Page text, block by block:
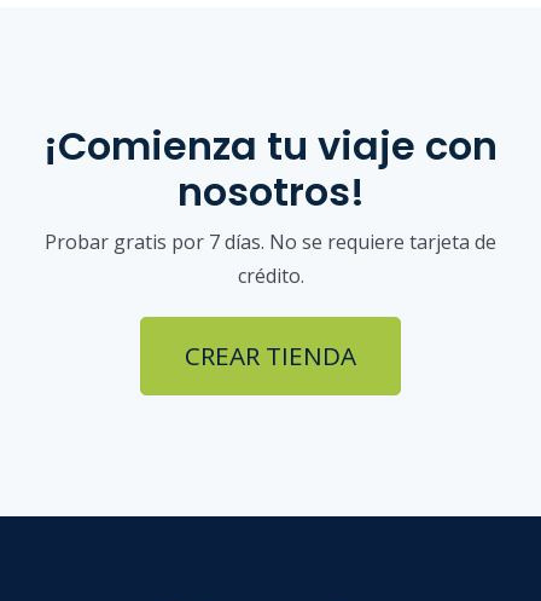
¡Comienza tu viaje con
nosotros!
Probar gratis por 7 días. No se requiere tarjeta de
crédito.
CREAR TIENDA